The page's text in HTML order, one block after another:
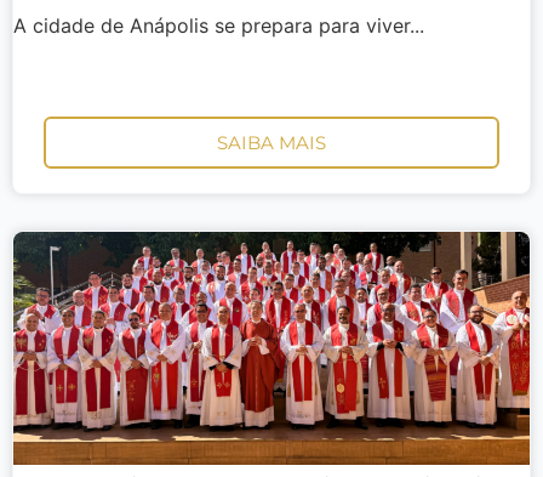
A cidade de Anápolis se prepara para viver...
SAIBA MAIS